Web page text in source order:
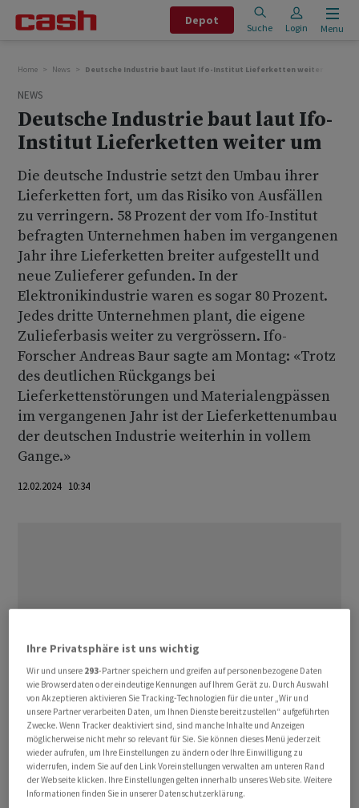
Depot
Suche Login Menu
Home News Deutsche Industrie baut laut Ifo-Institut Lieferketten weiter um
NEWS
Deutsche Industrie baut laut Ifo-
Institut Lieferketten weiter um
Die deutsche Industrie setzt den Umbau ihrer
Lieferketten fort, um das Risiko von Ausfällen
zu verringern. 58 Prozent der vom Ifo-Institut
befragten Unternehmen haben im vergangenen
Jahr ihre Lieferketten breiter aufgestellt und
neue Zulieferer gefunden. In der
Elektronikindustrie waren es sogar 80 Prozent.
Jedes dritte Unternehmen plant, die eigene
Zulieferbasis weiter zu vergrössern. Ifo-
Forscher Andreas Baur sagte am Montag: «Trotz
des deutlichen Rückgangs bei
Lieferkettenstörungen und Materialengpässen
im vergangenen Jahr ist der Lieferkettenumbau
der deutschen Industrie weiterhin in vollem
Gange.»
12.02.2024 10:34
Der Umfrage der Münchner Wirtschaftsforscher zufolge
Ihre Privatsphäre ist uns wichtig
Wir und unsere 293-Partner speichern und greifen auf personenbezogene Daten
wie Browserdaten oder eindeutige Kennungen auf Ihrem Gerät zu. Durch Auswahl
von Akzeptieren aktivieren Sie Tracking-Technologien für die unter „Wir und
unsere Partner verarbeiten Daten, um Ihnen Dienste bereitzustellen“ aufgeführten
Zwecke. Wenn Tracker deaktiviert sind, sind manche Inhalte und Anzeigen
möglicherweise nicht mehr so relevant für Sie. Sie können dieses Menü jederzeit
wieder aufrufen, um Ihre Einstellungen zu ändern oder Ihre Einwilligung zu
widerrufen, indem Sie auf den Link Voreinstellungen verwalten am unteren Rand
der Webseite klicken. Ihre Einstellungen gelten innerhalb unseres Website. Weitere
Informationen finden Sie in unserer Datenschutzerklärung.